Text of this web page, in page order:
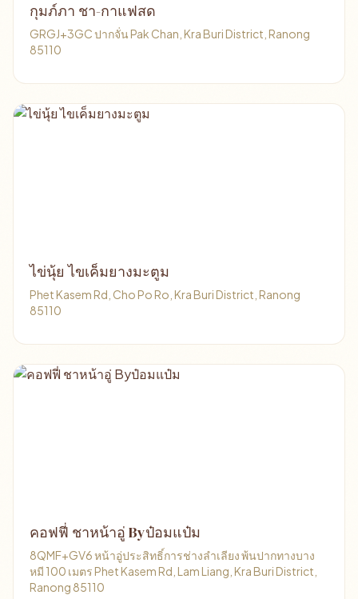
กุมภ์ภา ชา-กาแฟสด
GRGJ+3GC ปากจั่น Pak Chan, Kra Buri District, Ranong
85110
ไข่นุ้ย ไขเค็มยางมะตูม
Phet Kasem Rd, Cho Po Ro, Kra Buri District, Ranong
85110
คอฟฟี่ ชาหน้าอู่ Byป๋อมแป๋ม
8QMF+GV6 หน้าอู่ประสิทธิ์การช่างลำเลียง พ้นปากทางบาง
หมี 100 เมตร Phet Kasem Rd, Lam Liang, Kra Buri District,
Ranong 85110